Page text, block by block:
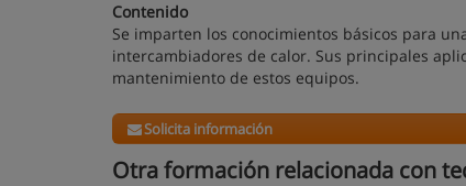
Contenido
Se imparten los conocimientos básicos para
intercambiadores de calor. Sus principales
mantenimiento de estos equipos.
Solicita información
Otra formación relacionada con